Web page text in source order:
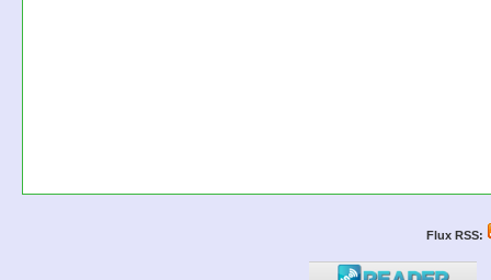
Flux RSS: